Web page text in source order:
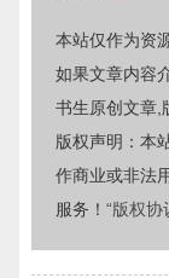
本站仅作为资
如果文章内容
书生原创文章,
版权声明：本
作商业或非法
服务！ “版权协